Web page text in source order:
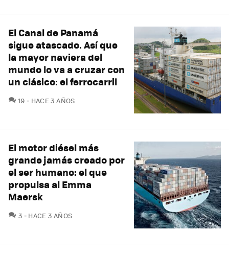
El Canal de Panamá
sigue atascado. Así que
la mayor naviera del
mundo lo va a cruzar con
un clásico: el ferrocarril
19 COMENTARIOS
HACE 3 AÑOS
El motor diésel más
grande jamás creado por
el ser humano: el que
propulsa al Emma
Maersk
3 COMENTARIOS
HACE 3 AÑOS